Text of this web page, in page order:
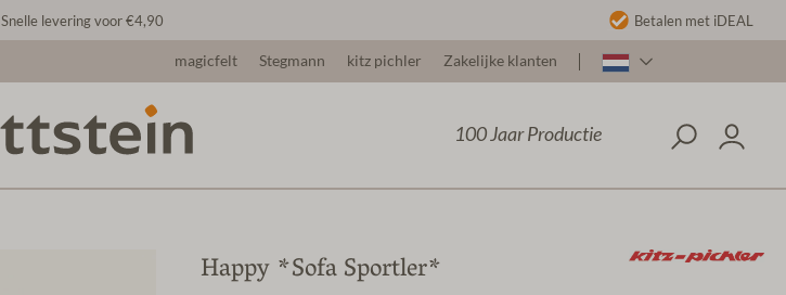
Snelle levering voor €4,90 Betalen met iDEAL
magicfelt Stegmann kitz pichler Zakelijke klanten
100 Jaar Productie
Happy *Sofa Sportler*